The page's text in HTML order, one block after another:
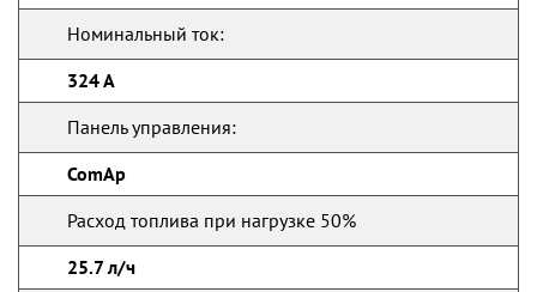
Номинальный ток:
324 А
Панель управления:
ComAp
Расход топлива при нагрузке 50%
25.7 л/ч